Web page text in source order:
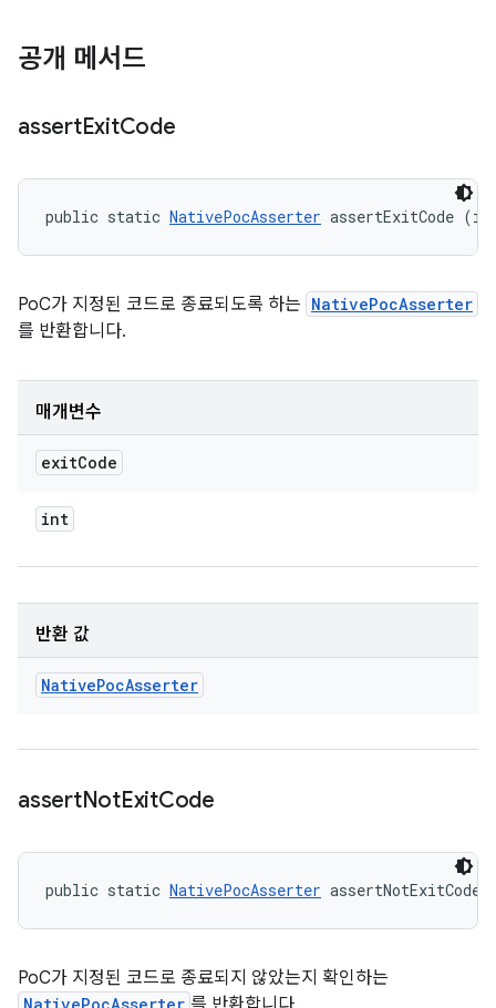
공개 메서드
assertExitCode
public static NativePocAsserter assertExitCode
PoC가 지정된 코드로 종료되도록 하는 NativePocAsserter
를 반환합니다.
매개변수
exitCode
int
반환 값
NativePocAsserter
assertNotExitCode
public static NativePocAsserter
PoC가 지정된 코드로 종료되지 않았는지 확인하는